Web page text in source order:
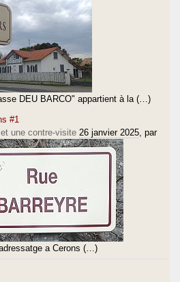
DEU BARCO" appartient à la (…)
#1
une contre-visite 26 janvier 2025 , par
a Cerons (…)